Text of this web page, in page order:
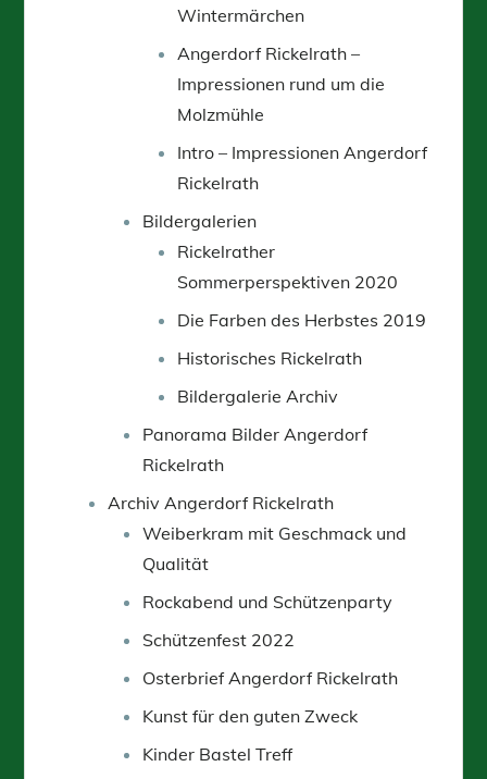
Wintermärchen
Angerdorf Rickelrath –
Impressionen rund um die
Molzmühle
Intro – Impressionen Angerdorf
Rickelrath
Bildergalerien
Rickelrather
Sommerperspektiven 2020
Die Farben des Herbstes 2019
Historisches Rickelrath
Bildergalerie Archiv
Panorama Bilder Angerdorf
Rickelrath
Archiv Angerdorf Rickelrath
Weiberkram mit Geschmack und
Qualität
Rockabend und Schützenparty
Schützenfest 2022
Osterbrief Angerdorf Rickelrath
Kunst für den guten Zweck
Kinder Bastel Treff